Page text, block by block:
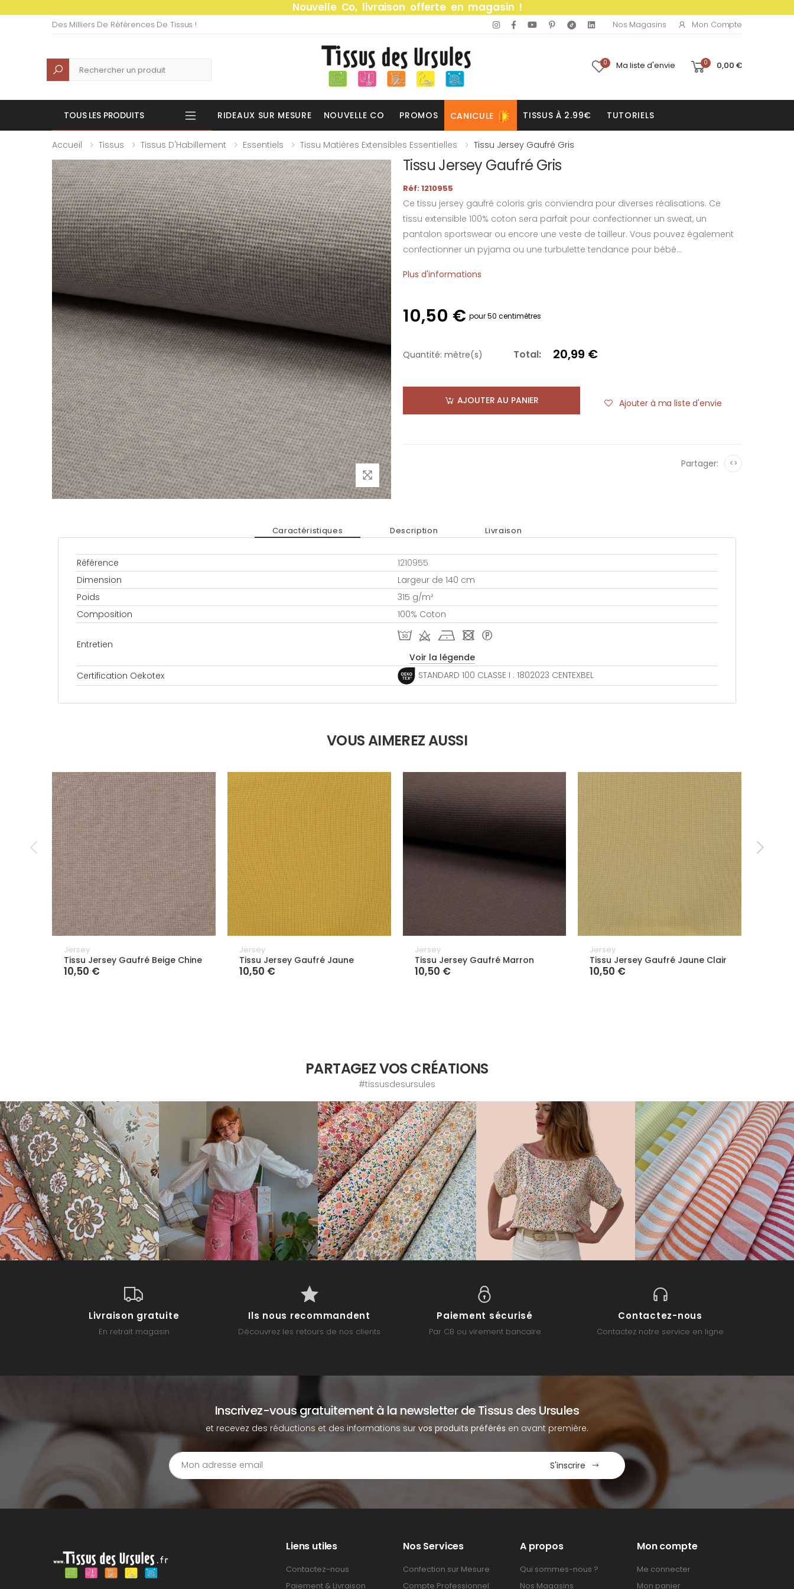
Nouvelle Co, livraison offerte en magasin !
Des Milliers De Références De Tissus ! Nos Magasins Mon Compte
Recherche 0 Ma liste d'envie 0 0,00 €
TOUS LES PRODUITS RIDEAUX SUR MESURE NOUVELLE CO PROMOS CANICULE TISSUS À 2.99€ TUTORIELS
Accueil Tissus Tissus D'Habillement Essentiels Tissu Matières Extensibles Essentielles Tissu Jersey Gaufré Gris
Tissu Jersey Gaufré Gris
Réf: 1210955
Ce tissu jersey gaufré coloris gris conviendra pour diverses réalisations. Ce
tissu extensible 100% coton sera parfait pour confectionner un sweat, un
pantalon sportswear ou encore une veste de tailleur. Vous pouvez également
confectionner un pyjama ou une turbulette tendance pour bébé...
Plus d'informations
10,50 € pour 50 centimètres
Quantité: mètre(s) Total: 20,99 €
AJOUTER AU PANIER Ajouter à ma liste d'envie
Partager: <>
Caractéristiques Description Livraison
Référence
1210955
Dimension
Largeur de 140 cm
Poids
315 g/m²
Composition
100% Coton
Entretien
T d h - *
Voir la légende
Certification Oekotex
STANDARD 100 CLASSE I : 1802023 CENTEXBEL
VOUS AIMEREZ AUSSI
Jersey
Tissu Jersey Gaufré Beige Chine
10,50 €
Jersey
Tissu Jersey Gaufré Jaune
10,50 €
Jersey
Tissu Jersey Gaufré Marron
10,50 €
Jersey
Tissu Jersey Gaufré Jaune Clair
10,50 €
PARTAGEZ VOS CRÉATIONS
#tissusdesursules
Livraison gratuite
En retrait magasin
Ils nous recommandent
Découvrez les retours de nos clients
Paiement sécurisé
Par CB ou virement bancaire
Contactez-nous
Contactez notre service en ligne
Inscrivez-vous gratuitement à la newsletter de Tissus des Ursules
et recevez des réductions et des informations survos produits préférés en avant première.
S'inscrire
Liens utiles
Contactez-nous
Paiement & Livraison
Nos Services
Confection sur Mesure
Compte Professionnel
A propos
Qui sommes-nous ?
Nos Magasins
Mon compte
Me connecter
Mon panier